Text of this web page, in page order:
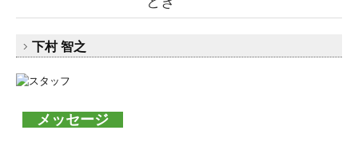
下村 智之
メッセージ